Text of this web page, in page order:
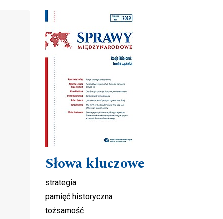
Cover image
Słowa kluczowe
strategia
pamięć historyczna
tożsamość